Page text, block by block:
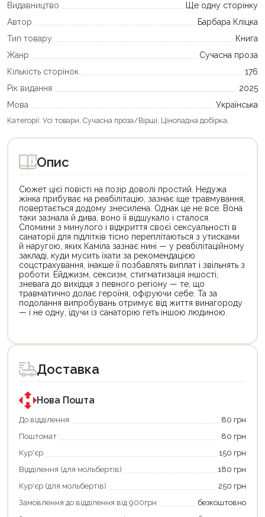
Видавництво
Ще одну сторінку
Автор
Барбара Кліцка
Тип товару
Книга
Жанр
Сучасна проза
Кількість сторінок
176
Рік видання
2025
Мова
Українська
Категорії: Усі товари, Сучасна проза/Вірші, Цінопадна добірка,
Опис
Сюжет цієї повісті на позір доволі простий. Недужа
жінка прибуває на реабілітацію, зазнає іще травмування,
повертається додому знесилена. Однак це не все. Вона
таки зазнала й дива, воно її відшукало і сталося.
Спомини з минулого і відкриття своєї сексуальності в
санаторії для підлітків тісно переплітаються з утисками
й наругою, яких Каміла зазнає нині — у реабілітаційному
закладі, куди мусить їхати за рекомендацією
соцстрахування, інакше її позбавлять виплат і звільнять з
роботи. Ейджизм, сексизм, стигматизація іншості,
зневага до вихідця з певного регіону — те, що
травматично долає героїня, офіруючи себе. Та за
подолання випробувань отримує від життя винагороду
— і не одну, їдучи із санаторію геть іншою людиною.
товар
для
покупки
державною
програмою
єКнига.
Використовуйте
карту
щоб
зекономити
та
отримати
переваги!
товар
для
покупки
державною
програмою
«Національний
кешбек».
покупку
«Національний
кешбек»
та
отримуйте
повернення
Доставка
Нова Пошта
До відділення
80 грн
Поштомат
80 грн
Кур'єр
150 грн
Відділення (для мольбертів)
180 грн
Кур'єр (для мольбертів)
250 грн
Замовлення до відділення від 900грн
безкоштовно